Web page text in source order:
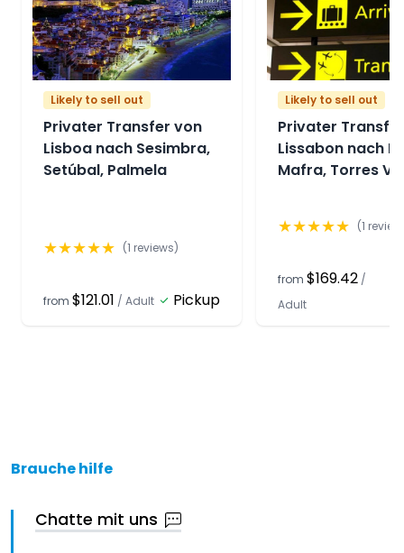
Likely to sell out
Privater Transfer von
Lisboa nach Sesimbra,
Setúbal, Palmela
★★★★★ (1 reviews)
from $121.01 / Adult Pickup
Likely to sell out
Privater
Lissabon nach
Mafra, Torres
★★★★★ (1
from $169.42 /
Adult
Brauche hilfe
Chatte mit uns